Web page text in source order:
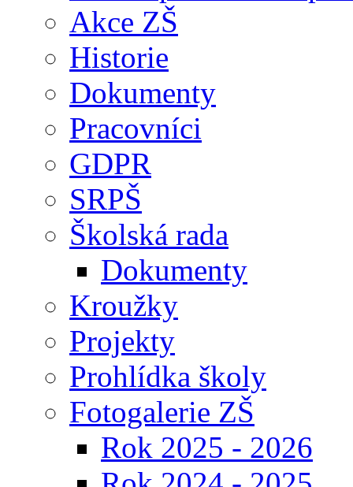
Akce ZŠ
Historie
Dokumenty
Pracovníci
GDPR
SRPŠ
Školská rada
Dokumenty
Kroužky
Projekty
Prohlídka školy
Fotogalerie ZŠ
Rok 2025 - 2026